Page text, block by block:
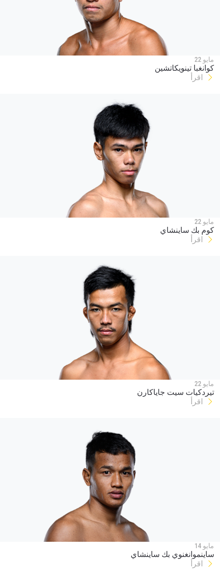
مايو 22
كوانغبا تينويكاتشين
اقرأ
مايو 22
كوم بك ساينشاي
اقرأ
مايو 22
تيردكيات سيت جاياكارن
اقرأ
مايو 14
ساينموانغنوي بك ساينشاي
اقرأ